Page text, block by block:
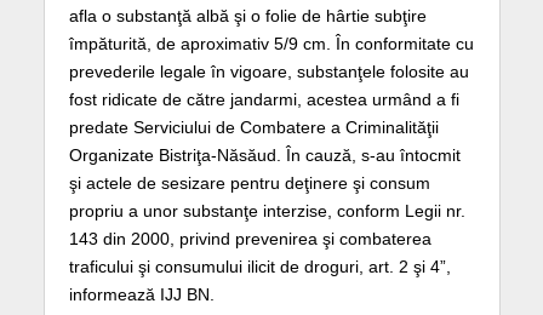
afla o substanţă albă şi o folie de hârtie subţire
împăturită, de aproximativ 5/9 cm. În conformitate cu
prevederile legale în vigoare, substanţele folosite au
fost ridicate de către jandarmi, acestea urmând a fi
predate Serviciului de Combatere a Criminalităţii
Organizate Bistriţa-Năsăud. În cauză, s-au întocmit
şi actele de sesizare pentru deţinere şi consum
propriu a unor substanţe interzise, conform Legii nr.
143 din 2000, privind prevenirea şi combaterea
traficului şi consumului ilicit de droguri, art. 2 şi 4”,
informează IJJ BN.